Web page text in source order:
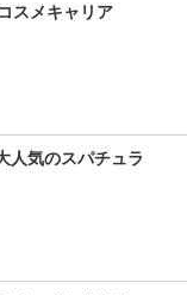
スメキャリア
人気のスパチュラ